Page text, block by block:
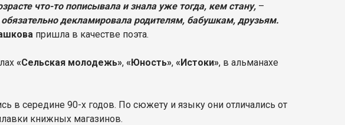
что-то пописывала и знала уже тогда, кем стану, –
декламировала родителям, бабушкам, друзьям.
пришла в качестве поэта.
«Сельская молодежь», «Юность»,«Истоки», в альманахе
в середине 90-х годов. По сюжету и языку они отличались от
книжных магазинов.